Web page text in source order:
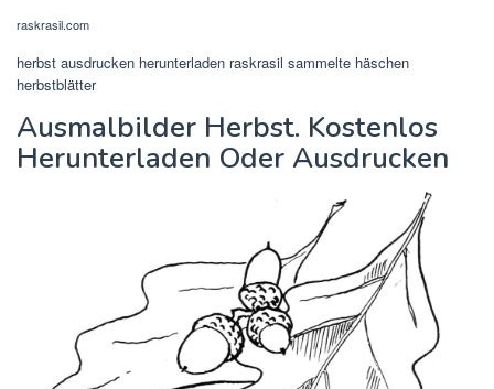
raskrasil.com
herbst ausdrucken herunterladen raskrasil sammelte häschen
herbstblätter
Ausmalbilder Herbst. Kostenlos
Herunterladen Oder Ausdrucken